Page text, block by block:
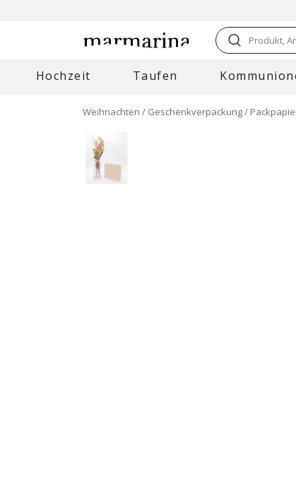
Produkt,
Hochzeit Taufen
Weihnachten Geschenkverpackung